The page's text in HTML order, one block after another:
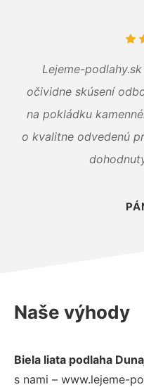
Lejeme-
očividne skúsení
na pokládku
o kvalitne odvedenú
Naše výhody
Biela liata podlaha
s nami – www.lejeme-